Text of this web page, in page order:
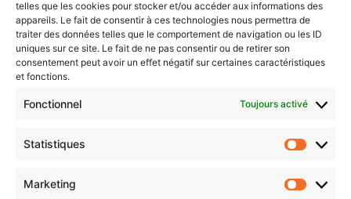
telles que les cookies pour stocker et/ou accéder aux informations des
appareils. Le fait de consentir à ces technologies nous permettra de
traiter des données telles que le comportement de navigation ou les ID
uniques sur ce site. Le fait de ne pas consentir ou de retirer son
consentement peut avoir un effet négatif sur certaines caractéristiques
et fonctions.
Fonctionnel Toujours activé
Statistiques
Marketing
Newsletter gratuite
Choisissez : matin, soir ou hebdo ?
votre